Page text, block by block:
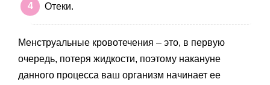
Отеки.
Менструальные кровотечения – это, в первую
очередь, потеря жидкости, поэтому накануне
данного процесса ваш организм начинает ее